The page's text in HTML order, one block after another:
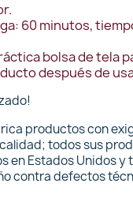
60 minutos,
bolsa de tela
después de
productos con
todos sus
en Estados Unidos y
contra defectos